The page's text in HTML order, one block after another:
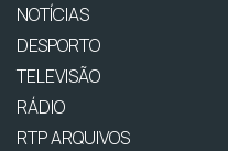
NOTÍCIAS
DESPORTO
TELEVISÃO
RÁDIO
RTP ARQUIVOS